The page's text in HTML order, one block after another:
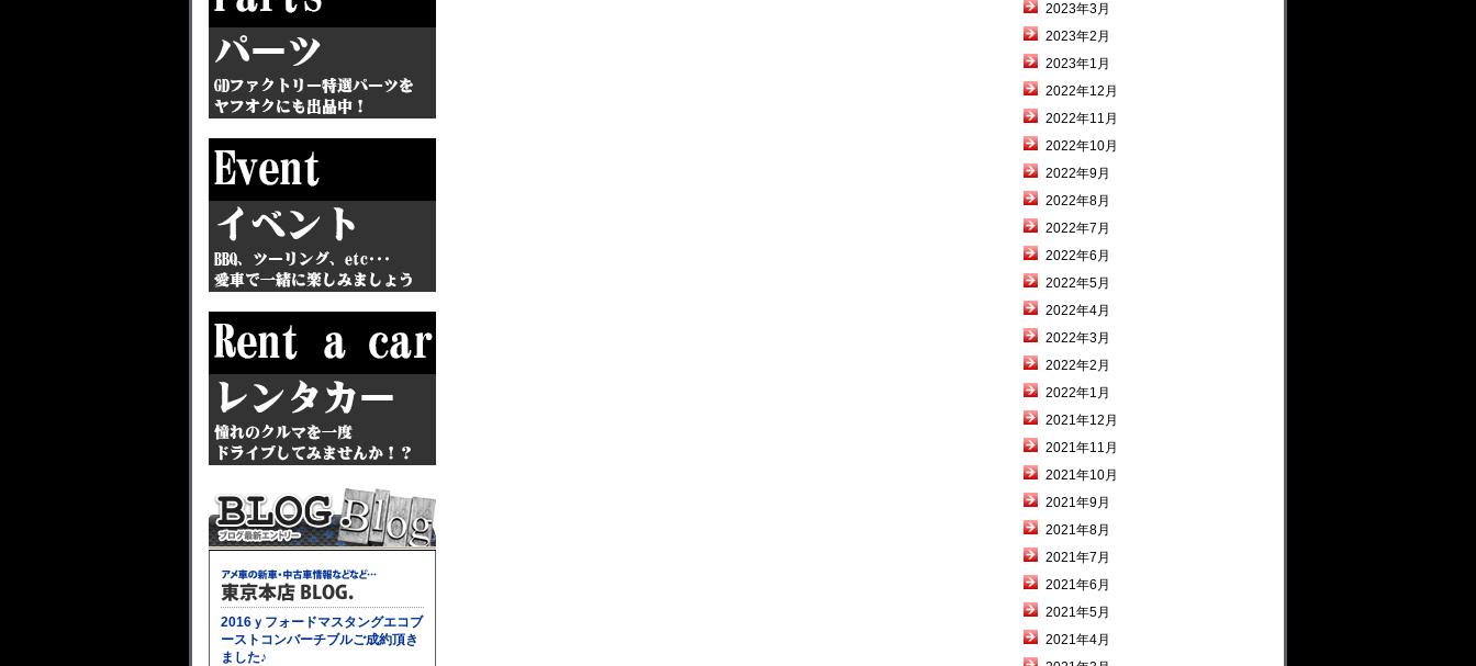
2023年3月
2023年2月
2023年1月
2022年12月
2022年11月
2022年10月
2022年9月
2022年8月
2022年7月
2022年6月
2022年5月
2022年4月
2022年3月
2022年2月
2022年1月
2021年12月
2021年11月
2021年10月
2021年9月
2021年8月
2021年7月
2021年6月
2021年5月
2021年4月